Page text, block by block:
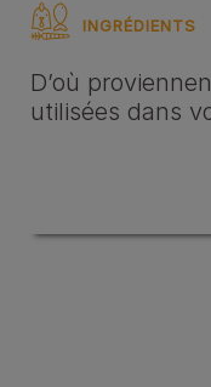
INGRÉDIENTS
D’où
utilisées dans